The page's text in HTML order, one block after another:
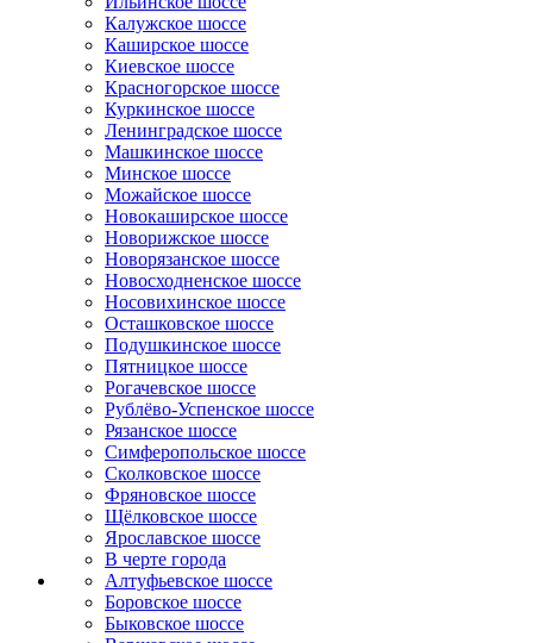
Калужское шоссе
Каширское шоссе
Киевское шоссе
Красногорское шоссе
Куркинское шоссе
Ленинградское шоссе
Машкинское шоссе
Минское шоссе
Можайское шоссе
Новокаширское шоссе
Новорижское шоссе
Новорязанское шоссе
Новосходненское шоссе
Носовихинское шоссе
Осташковское шоссе
Подушкинское шоссе
Пятницкое шоссе
Рогачевское шоссе
Рублёво-Успенское шоссе
Рязанское шоссе
Симферопольское шоссе
Сколковское шоссе
Фряновское шоссе
Щёлковское шоссе
Ярославское шоссе
B черте города
Алтуфьевское шоссе
Боровское шоссе
Быковское шоссе